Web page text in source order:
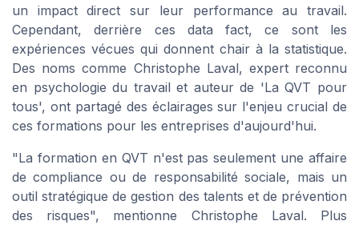
un impact direct sur leur performance au travail.
Cependant, derrière ces data fact, ce sont les
expériences vécues qui donnent chair à la statistique.
Des noms comme Christophe Laval, expert reconnu
en psychologie du travail et auteur de 'La QVT pour
tous', ont partagé des éclairages sur l'enjeu crucial de
ces formations pour les entreprises d'aujourd'hui.
"La formation en QVT n'est pas seulement une affaire
de compliance ou de responsabilité sociale, mais un
outil stratégique de gestion des talents et de prévention
des risques", mentionne Christophe Laval. Plus